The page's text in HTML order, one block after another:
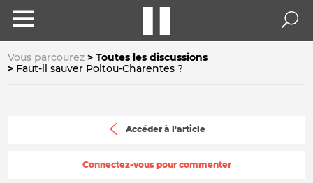
Vous parcourez
Toutes les discussions
Faut-il sauver Poitou-Charentes ?
Accéder à l'article
Connectez-vous pour commenter